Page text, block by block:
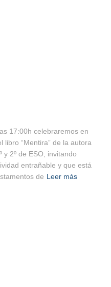
17:00h celebraremos en
libro “Mentira” de la autora
y 2º de ESO, invitando
entrañable y que está
de Leer más